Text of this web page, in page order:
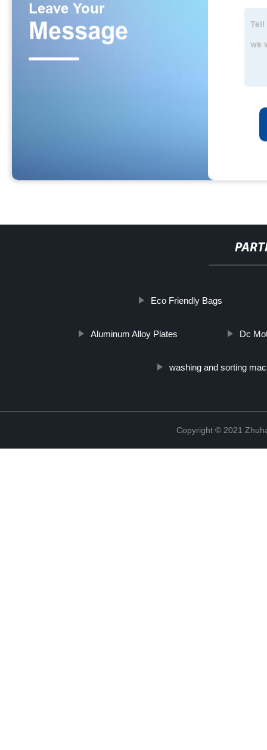
Eco Friendly Bags
Aluminum Alloy Plates Dc
washing and sorting
Copyright © 2021